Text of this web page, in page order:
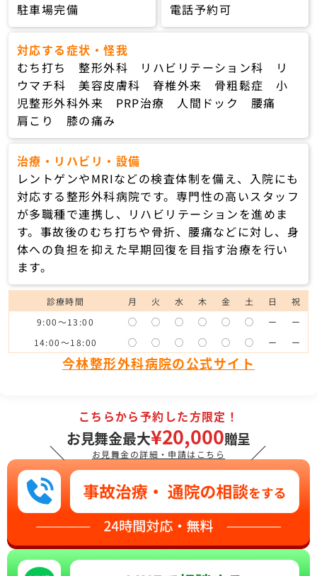
診療時間 月 火 水 木 金 土 日
祝
9:00〜13:00
◯ ◯ ◯ ◯ ◯ ◯ ー
ー
14:00〜18:00
◯ ◯ ◯ ◯ ◯ ◯ ー ー
治療・リハビリ・設備
レントゲンやMRIなどの検査体制を備え、入院にも
対応する整形外科病院です。専門性の高いスタッフ
が多職種で連携し、リハビリテーションを進めま
す。事故後のむち打ちや骨折、腰痛などに対し、身
体への負担を抑えた早期回復を目指す治療を行い
ます。
駐車場完備 電話予約可
対応する症状・怪我
むち打ち 整形外科 リハビリテーション科 リ
ウマチ科 美容皮膚科 脊椎外来 骨粗鬆症 小
児整形外科外来 PRP治療 人間ドック 腰痛
肩こり 膝の痛み
今林整形外科病院の公式サイト
＼
こちらから予約した方限定！
お見舞金最大¥20,000贈呈
お見舞金の詳細・申請はこちら ／